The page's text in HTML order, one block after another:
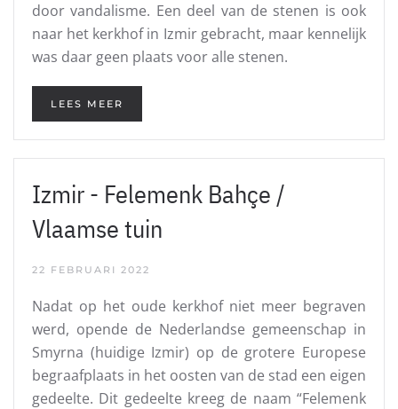
door vandalisme. Een deel van de stenen is ook
naar het kerkhof in Izmir gebracht, maar kennelijk
was daar geen plaats voor alle stenen.
LEES MEER
Izmir - Felemenk Bahçe /
Vlaamse tuin
22 FEBRUARI 2022
Nadat op het oude kerkhof niet meer begraven
werd, opende de Nederlandse gemeenschap in
Smyrna (huidige Izmir) op de grotere Europese
begraafplaats in het oosten van de stad een eigen
gedeelte. Dit gedeelte kreeg de naam “Felemenk